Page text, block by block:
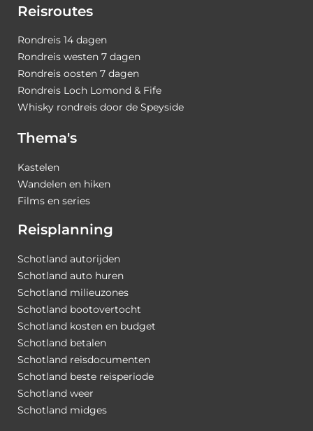
Reisroutes
Rondreis 14 dagen
Rondreis westen 7 dagen
Rondreis oosten 7 dagen
Rondreis Loch Lomond & Fife
Whisky rondreis door de Speyside
Thema's
Kastelen
Wandelen en hiken
Films en series
Reisplanning
Schotland autorijden
Schotland auto huren
Schotland milieuzones
Schotland bootovertocht
Schotland kosten en budget
Schotland betalen
Schotland reisdocumenten
Schotland beste reisperiode
Schotland weer
Schotland midges